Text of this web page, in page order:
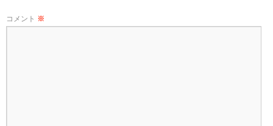
コメント ※